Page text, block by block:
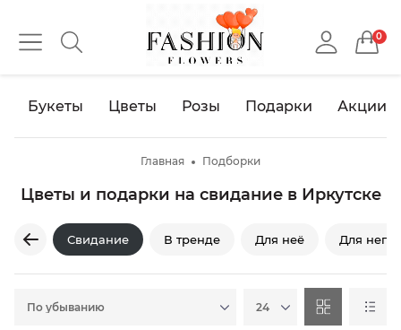
0
Букеты Цветы Розы Подарки Акции
Главная Подборки
Цветы и подарки на свидание в Иркутске
Свидание В тренде Для неё Для него